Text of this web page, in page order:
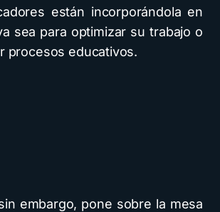
están incorporándola en
sea para optimizar su trabajo o
procesos educativos.
embargo, pone sobre la mesa